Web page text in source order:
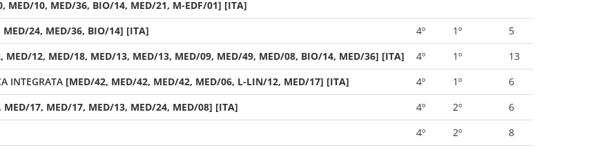
MED/10, MED/36, BIO/14, MED/21, M-EDF/01] [ITA]
MED/24, MED/36, BIO/14] [ITA] 4º 1º
5
MED/12, MED/18, MED/13, MED/13, MED/09, MED/49, MED/08, BIO/14, MED/36] [ITA] 4º 1º
13
INTEGRATA [MED/42, MED/42, MED/42, MED/06, L-LIN/12, MED/17] [ITA] 4º 1º
6
MED/17, MED/17, MED/13, MED/24, MED/08] [ITA] 4º 2º
6
4º 2º
8